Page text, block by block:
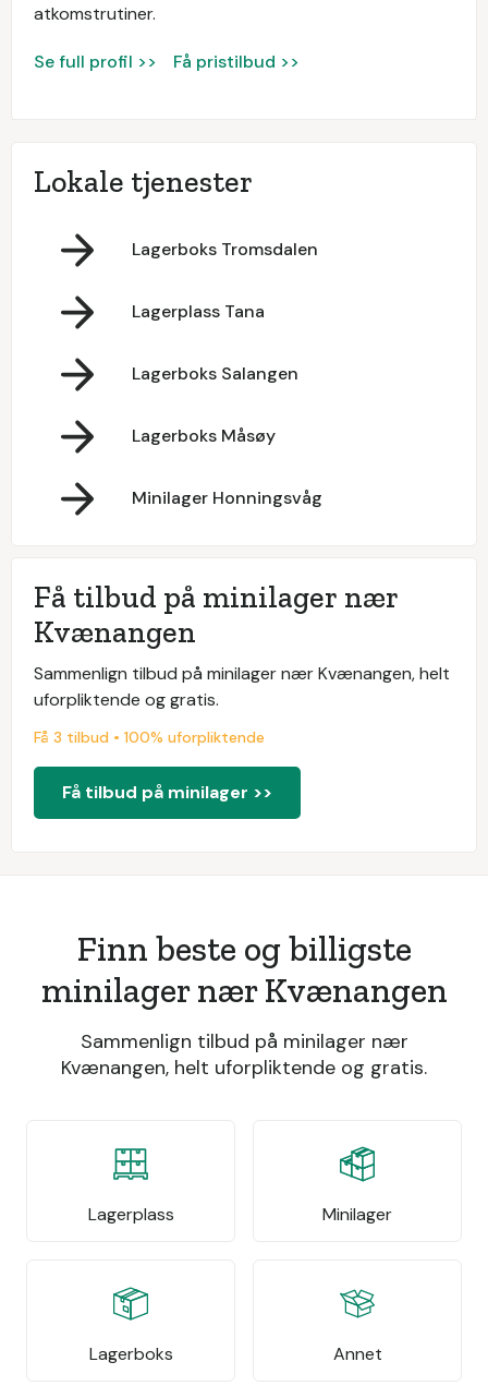
atkomstrutiner.
Se full profil >> Få pristilbud >>
Lokale tjenester
Lagerboks Tromsdalen
Lagerplass Tana
Lagerboks Salangen
Lagerboks Måsøy
Minilager Honningsvåg
Få tilbud på minilager nær
Kvænangen
Sammenlign tilbud på minilager nær Kvænangen, helt
uforpliktende og gratis.
Få 3 tilbud • 100% uforpliktende
Få tilbud på minilager >>
Finn beste og billigste
minilager nær Kvænangen
Sammenlign tilbud på minilager nær
Kvænangen, helt uforpliktende og gratis.
Lagerplass Minilager
Lagerboks Annet